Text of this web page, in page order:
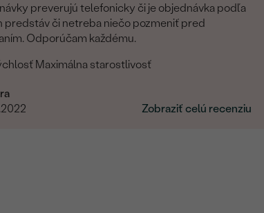
preverujú telefonicky či je objednávka podľa
predstáv či netreba niečo pozmeniť pred
Odporúčam každému.
Rýchlosť Maximálna starostlivosť
Zobraziť celú recenziu